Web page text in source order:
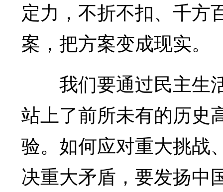
定力，不折不扣、千方
案，把方案变成现实。
我们要通过民主生
站上了前所未有的历史
验。如何应对重大挑战
决重大矛盾，要发扬中